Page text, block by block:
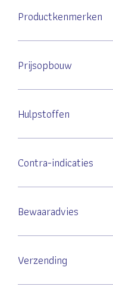
Productkenmerken
Prijsopbouw
Hulpstoffen
Contra-indicaties
Bewaaradvies
Verzending